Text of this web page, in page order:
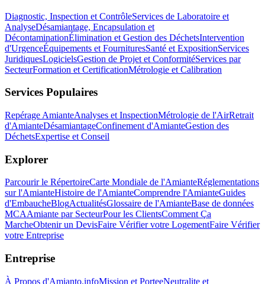
Diagnostic, Inspection et ContrôleServices de Laboratoire et
AnalyseDésamiantage, Encapsulation et
DécontaminationÉlimination et Gestion des DéchetsIntervention
d'UrgenceÉquipements et FournituresSanté et ExpositionServices
JuridiquesLogicielsGestion de Projet et ConformitéServices par
SecteurFormation et CertificationMétrologie et Calibration
Services Populaires
Repérage AmianteAnalyses et InspectionMétrologie de l'AirRetrait
d'AmianteDésamiantageConfinement d'AmianteGestion des
DéchetsExpertise et Conseil
Explorer
Parcourir le RépertoireCarte Mondiale de l'AmianteRéglementations
sur l'AmianteHistoire de l'AmianteComprendre l'AmianteGuides
d'EmbaucheBlogActualitésGlossaire de l'AmianteBase de données
MCAAmiante par SecteurPour les ClientsComment Ça
MarcheObtenir un DevisFaire Vérifier votre LogementFaire Vérifier
votre Entreprise
Entreprise
À Propos d'Amianto.infoMission et PorteeNeutralite et